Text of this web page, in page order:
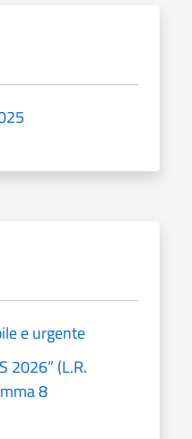
e urgente
2026” (L.R.
8